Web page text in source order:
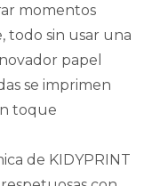
momentos
todo sin usar una
papel
se imprimen
toque
de KIDYPRINT